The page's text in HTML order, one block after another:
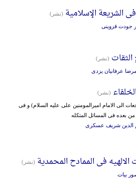
الشریعة الإسلامیة (نشر)
جودت قزوینی
(نشر)
عرفانیان یزدی
(نشر)
الی الامام امیرالمومنین علی علیه السلام) و فی
بعده فی المسائل المتکله
الدین شریف عسکری
الالهیه فی الممادح المحمدیة (نشر)
بیات